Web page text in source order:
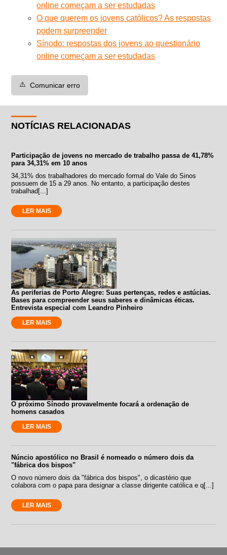
online começam a ser estudadas
O que querem os jovens católicos? As respostas
podem surpreender
Sínodo: respostas dos jovens ao questionário
online começam a ser estudadas
⚠️ Comunicar erro
NOTÍCIAS RELACIONADAS
Participação de jovens no mercado de trabalho passa de 41,78%
para 34,31% em 10 anos
34,31% dos trabalhadores do mercado formal do Vale do Sinos
possuem de 15 a 29 anos. No entanto, a participação destes
trabalhad[...]
LER MAIS
As periferias de Porto Alegre: Suas pertenças, redes e astúcias.
Bases para compreender seus saberes e dinâmicas éticas.
Entrevista especial com Leandro Pinheiro
LER MAIS
O próximo Sínodo provavelmente focará a ordenação de
homens casados
LER MAIS
Núncio apostólico no Brasil é nomeado o número dois da
"fábrica dos bispos"
O novo número dois da "fábrica dos bispos", o dicastério que
colabora com o papa para designar a classe dirigente católica e q[...]
LER MAIS